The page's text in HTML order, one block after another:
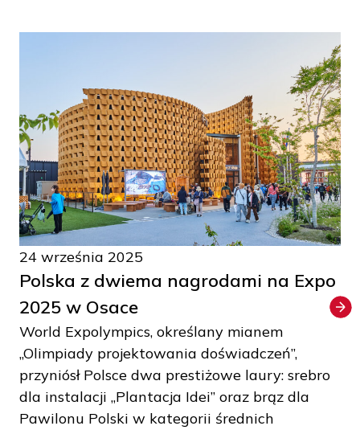
24 września 2025
Polska z dwiema nagrodami na Expo
2025 w Osace
World Expolympics, określany mianem
„Olimpiady projektowania doświadczeń”,
przyniósł Polsce dwa prestiżowe laury: srebro
dla instalacji „Plantacja Idei” oraz brąz dla
Pawilonu Polski w kategorii średnich